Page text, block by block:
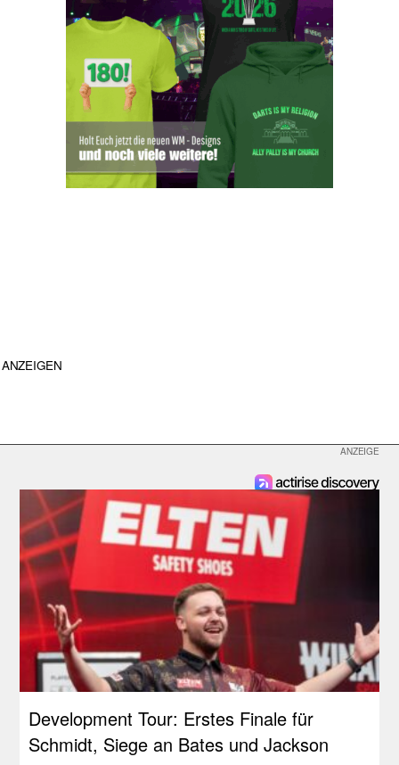
ANZEIGEN
Development Tour: Erstes Finale für
Schmidt, Siege an Bates und Jackson